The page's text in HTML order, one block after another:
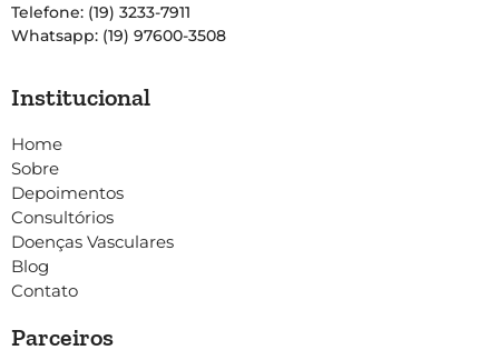
Telefone: (19) 3233-7911
Whatsapp: (19) 97600-3508
Institucional
Home
Sobre
Depoimentos
Consultórios
Doenças Vasculares
Blog
Contato
Parceiros